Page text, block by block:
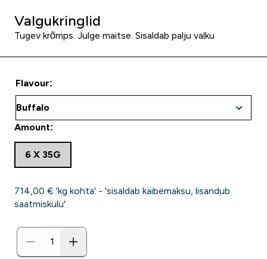
Valgukringlid
Tugev krõmps. Julge maitse. Sisaldab palju valku
Flavour:
Amount:
6 X 35G
714,00 €‎ 'kg kohta' - 'sisaldab käibemaksu, lisandub
saatmiskulu'